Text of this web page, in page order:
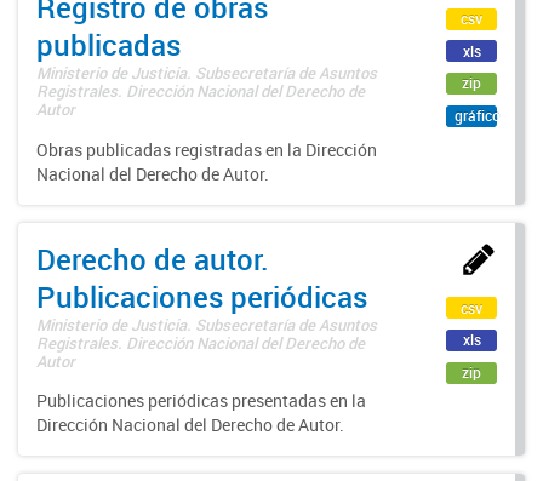
publicadas
Ministerio de Justicia. Subsecretaría de Asuntos
Registrales. Dirección Nacional del Derecho de
Autor
Obras publicadas registradas en la Dirección
Nacional del Derecho de Autor.
csv
xls
zip
gráfico
Derecho de autor.
Publicaciones periódicas
Ministerio de Justicia. Subsecretaría de Asuntos
Registrales. Dirección Nacional del Derecho de
Autor
Publicaciones periódicas presentadas en la
Dirección Nacional del Derecho de Autor.
csv
xls
zip